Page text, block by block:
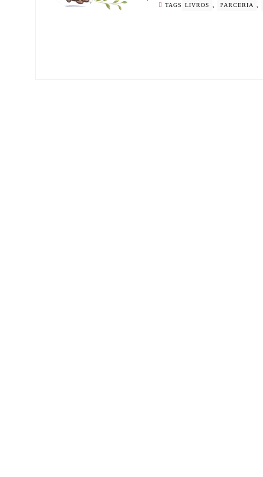
TAGS LIVROS PARCERIA